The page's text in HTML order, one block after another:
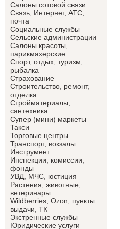
Салоны сотовой связи
Связь, Интернет, АТС,
почта
Социальные службы
Сельские администрации
Салоны красоты,
парикмахерские
Спорт, отдых, туризм,
рыбалка
Страхование
Строительство, ремонт,
отделка
Cтройматериалы,
сантехника
Супер (мини) маркеты
Такси
Торговые центры
Транспорт, вокзалы
Инструмент
Инспекции, комиссии,
фонды
УВД, МЧС, юстиция
Растения, животные,
ветеринары
Wildberries, Ozon, пункты
выдачи, ТК
Экстренные службы
Юридические услуги